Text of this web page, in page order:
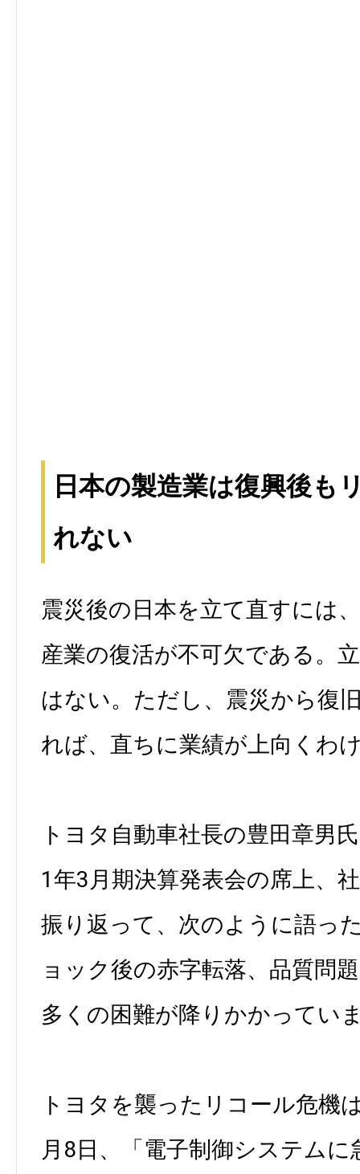
日本の製造業は復興後も
れない
震災後の日本を立て直すには
産業の復活が不可欠である。
はない。ただし、震災から復
れば、直ちに業績が上向くわ
トヨタ自動車社長の豊田章男
1年3月期決算発表会の席上、
振り返って、次のように語っ
ョック後の赤字転落、品質問
多くの困難が降りかかってい
トヨタを襲ったリコール危機
月8日、「電子制御システム